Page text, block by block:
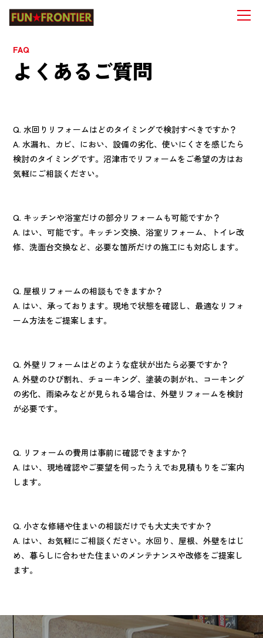
FAQ
よくあるご質問
Q. 水回りリフォームはどのタイミングで検討すべきですか？
A. 水漏れ、カビ、におい、設備の劣化、使いにくさを感じたら
検討のタイミングです。沼津市でリフォームをご希望の方はお
気軽にご相談ください。
Q. キッチンや浴室だけの部分リフォームも可能ですか？
A. はい、可能です。キッチン交換、浴室リフォーム、トイレ改
修、洗面台交換など、必要な箇所だけの施工にも対応します。
Q. 屋根リフォームの相談もできますか？
A. はい、承っております。現地で状態を確認し、最適なリフォ
ーム方法をご提案します。
Q. 外壁リフォームはどのような症状が出たら必要ですか？
A. 外壁のひび割れ、チョーキング、塗装の剥がれ、コーキング
の劣化、雨染みなどが見られる場合は、外壁リフォームを検討
が必要です。
Q. リフォームの費用は事前に確認できますか？
A. はい、現地確認やご要望を伺ったうえでお見積もりをご案内
します。
Q. 小さな修繕や住まいの相談だけでも大丈夫ですか？
A. はい、お気軽にご相談ください。水回り、屋根、外壁をはじ
め、暮らしに合わせた住まいのメンテナンスや改修をご提案し
ます。